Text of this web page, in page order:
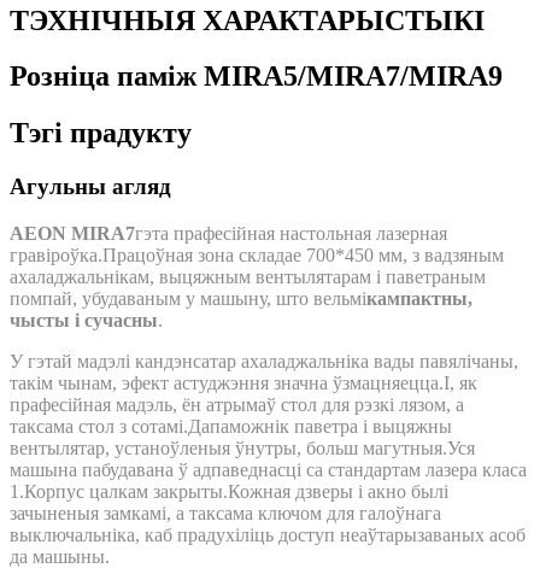
ТЭХНІЧНЫЯ ХАРАКТАРЫСТЫКІ
Розніца паміж MIRA5/MIRA7/MIRA9
Тэгі прадукту
Агульны агляд
AEON MIRA7гэта прафесійная настольная лазерная
гравіроўка.Працоўная зона складае 700*450 мм, з вадзяным
ахаладжальнікам, выцяжным вентылятарам і паветраным
помпай, убудаваным у машыну, што вельмікампактны,
чысты і сучасны.
У гэтай мадэлі кандэнсатар ахаладжальніка вады павялічаны,
такім чынам, эфект астуджэння значна ўзмацняецца.І, як
прафесійная мадэль, ён атрымаў стол для рэзкі лязом, а
таксама стол з сотамі.Дапаможнік паветра і выцяжны
вентылятар, устаноўленыя ўнутры, больш магутныя.Уся
машына пабудавана ў адпаведнасці са стандартам лазера класа
1.Корпус цалкам закрыты.Кожная дзверы і акно былі
зачыненыя замкамі, а таксама ключом для галоўнага
выключальніка, каб прадухіліць доступ неаўтарызаваных асоб
да машыны.